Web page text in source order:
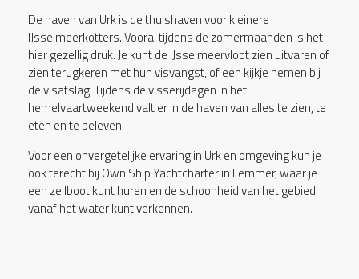
De haven van Urk is de thuishaven voor kleinere
IJsselmeerkotters. Vooral tijdens de zomermaanden is het
hier gezellig druk. Je kunt de IJsselmeervloot zien uitvaren of
zien terugkeren met hun visvangst, of een kijkje nemen bij
de visafslag. Tijdens de visserijdagen in het
hemelvaartweekend valt er in de haven van alles te zien, te
eten en te beleven.
Voor een onvergetelijke ervaring in Urk en omgeving kun je
ook terecht bij Own Ship Yachtcharter in Lemmer, waar je
een zeilboot kunt huren en de schoonheid van het gebied
vanaf het water kunt verkennen.